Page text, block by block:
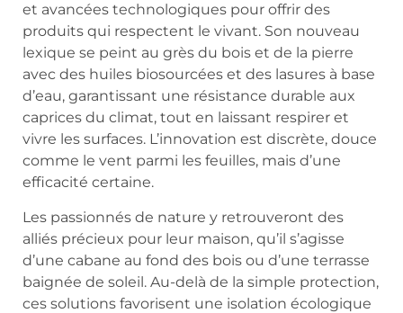
et avancées technologiques pour offrir des
produits qui respectent le vivant. Son nouveau
lexique se peint au grès du bois et de la pierre
avec des huiles biosourcées et des lasures à base
d’eau, garantissant une résistance durable aux
caprices du climat, tout en laissant respirer et
vivre les surfaces. L’innovation est discrète, douce
comme le vent parmi les feuilles, mais d’une
efficacité certaine.
Les passionnés de nature y retrouveront des
alliés précieux pour leur maison, qu’il s’agisse
d’une cabane au fond des bois ou d’une terrasse
baignée de soleil. Au-delà de la simple protection,
ces solutions favorisent une isolation écologique